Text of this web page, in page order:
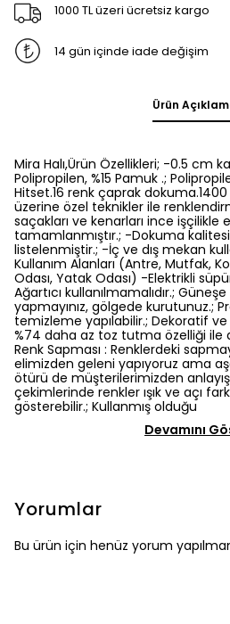
1000 TL üzeri ücretsiz kargo
14 gün içinde iade değişim
Ürün
Mira Halı,Ürün Özellikleri; -0.5 cm
Polipropilen, %15 Pamuk .;
Hitset.16 renk çaprak
üzerine özel teknikler ile
saçakları ve kenarları ince işçilikle
tamamlanmıştır.; -Dokuma
listelenmiştir.; -İç ve dış mekan
Kullanım Alanları (Antre, Mutfak,
Odası, Yatak Odası) -Elektrikli
Ağartıcı kullanılmamalıdır.;
yapmayınız, gölgede kurutunuz.;
temizleme yapılabilir.; Dekoratif
%74 daha az toz tutma özelliği
Renk Sapması : Renklerdeki
elimizden geleni yapıyoruz ama
ötürü de müşterilerimizden
çekimlerinde renkler ışık ve açı
gösterebilir.; Kullanmış olduğu
Devamını
Yorumlar
Bu ürün için henüz yorum